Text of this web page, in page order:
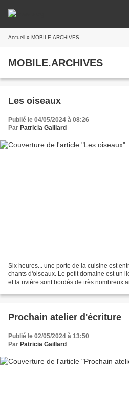
Accueil » MOBILE.ARCHIVES
MOBILE.ARCHIVES
Les oiseaux
Publié le 04/05/2024 à 08:26
Par Patricia Gaillard
Six heures... une porte de la cuisine est
chants d'oiseaux. Le petit domaine est un
et la rivière sont bordés de très nombreux
Prochain atelier d'écriture
Publié le 02/05/2024 à 13:50
Par Patricia Gaillard